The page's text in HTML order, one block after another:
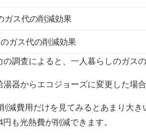
ガス代の削減効果
ガス代の削減効果
の調査によると、一人暮らしのガス
湯器からエコジョーズに変更した場
減費用だけを見てみるとあまり大
円も光熱費が削減できます。